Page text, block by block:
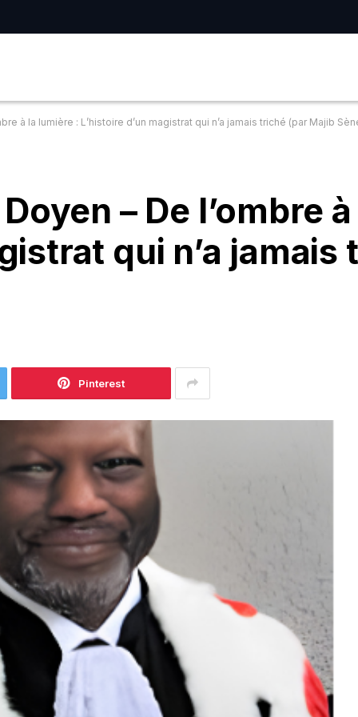
à la lumière : L’histoire d’un magistrat qui n’a jamais triché (par Majib
– De l’ombre
qui n’a
Pinterest